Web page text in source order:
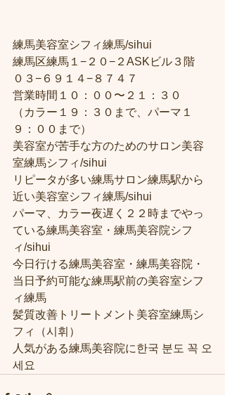
練馬美容室シフィ練馬/sihui
練馬区練馬１−２０−２ASKビル３階
０３−６９１４−８７４７
営業時間１０：００〜２１：３０
（カラー１９：３０まで、パーマ１
９：００まで）
美容室が苦手な方のためのサロン美容
室練馬シフィ/sihui
リピータが多い練馬サロン練馬駅から
近い美容室シフィ練馬/sihui
パーマ、カラー夜遅く２２時までやっ
ている練馬美容室・練馬美容院シフ
ィ/sihui
今日行ける練馬美容室・練馬美容院・
当日予約可能な練馬駅前の美容室シフ
ィ練馬
髪質改善トリートメント美容室練馬シ
フィ（시휘）
人気がある練馬美容院に한국 분도 꼭 오
세요